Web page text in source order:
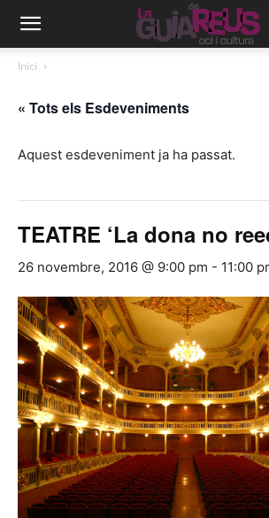
Inici
« Tots els Esdeveniments
Aquest esdeveniment ja ha passat.
TEATRE ‘La dona no
26 novembre, 2016 @ 9:00 pm - 11:00